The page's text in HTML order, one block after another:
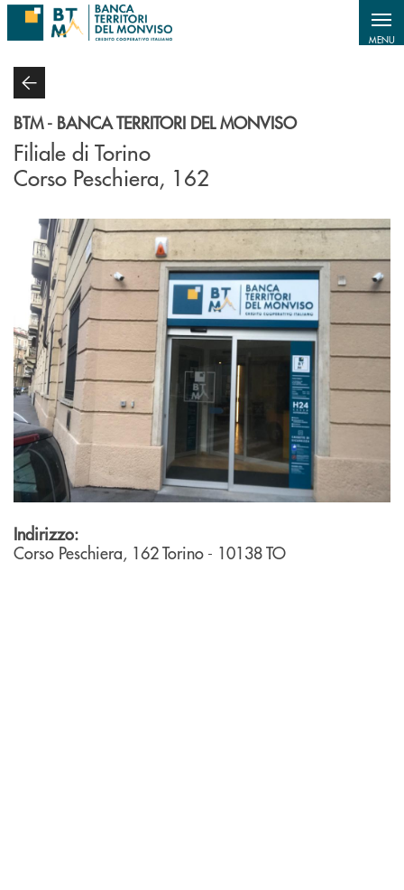
Salta al contenuto principale
MENU
BTM - BANCA TERRITORI DEL MONVISO
Filiale di Torino
Corso Peschiera, 162
Indirizzo:
Corso Peschiera, 162Torino - 10138TO